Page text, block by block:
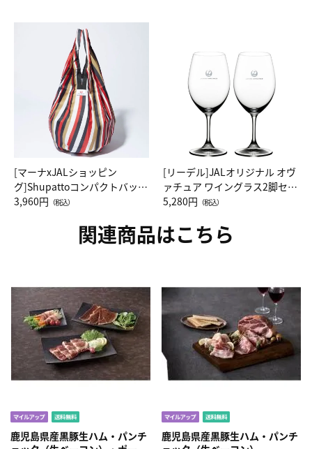
[マーナxJALショッピン
グ]Shupattoコンパクトバッグ
Drop JAL客室乗務員（LC）ス
3,960円 （税込）
[リーデル]JALオリジナル オヴ
ァチュア ワイングラス2脚セッ
ト（レッドワイン）
5,280円 （税込）
関連商品はこちら
鹿児島県産黒豚生ハム・パンチ
鹿児島県産黒豚生ハム・パンチ